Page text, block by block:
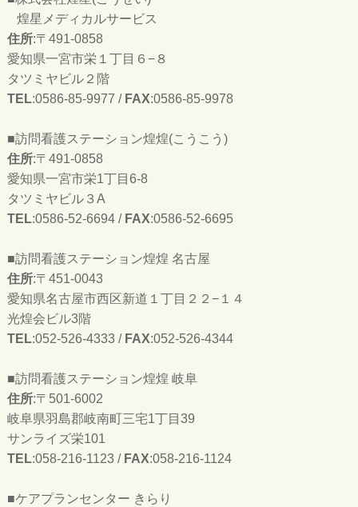
煌星メディカルサービス
住所:〒491-0858
愛知県一宮市栄１丁目６−８
タツミヤビル２階
TEL:0586-85-9977 / FAX:0586-85-9978
■訪問看護ステーション煌煌(こうこう)
住所:〒491-0858
愛知県一宮市栄1丁目6-8
タツミヤビル３A
TEL:0586-52-6694 / FAX:0586-52-6695
■訪問看護ステーション煌煌 名古屋
住所:〒451-0043
愛知県名古屋市西区新道１丁目２２−１４
光煌会ビル3階
TEL:052-526-4333 / FAX:052-526-4344
■訪問看護ステーション煌煌 岐阜
住所:〒501-6002
岐阜県羽島郡岐南町三宅1丁目39
サンライズ栄101
TEL:058-216-1123 / FAX:058-216-1124
■ケアプランセンター きらり